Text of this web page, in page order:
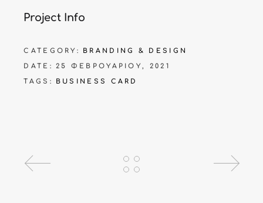
Project Info
CATEGORY:
BRANDING & DESIGN
DATE:
25 ΦΕΒΡΟΥΑΡΊΟΥ, 2021
TAGS:
BUSINESS CARD